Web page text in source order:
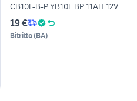
CB10L-B-P YB10L BP 11AH 12V
19 €
Bitritto(BA)